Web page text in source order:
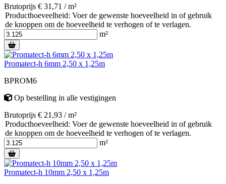
Brutoprijs € 31,71 / m²
Producthoeveelheid: Voer de gewenste hoeveelheid in of gebruik
de knoppen om de hoeveelheid te verhogen of te verlagen.
m²
Promatect-h 6mm 2,50 x 1,25m
BPROM6
Op bestelling in alle vestigingen
Brutoprijs € 21,93 / m²
Producthoeveelheid: Voer de gewenste hoeveelheid in of gebruik
de knoppen om de hoeveelheid te verhogen of te verlagen.
m²
Promatect-h 10mm 2,50 x 1,25m